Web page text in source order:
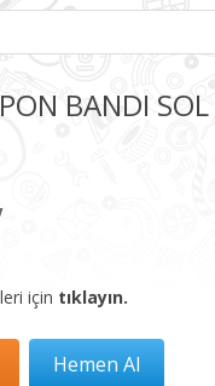
BANDI SOL
için tıklayın.